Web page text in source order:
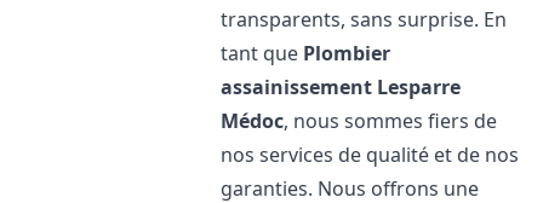
transparents, sans surprise. En
tant que Plombier
assainissement Lesparre
Médoc, nous sommes fiers de
nos services de qualité et de nos
garanties. Nous offrons une